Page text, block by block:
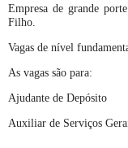
Empresa de grande
Filho.
Vagas de nível
As vagas são para:
Ajudante de Depósito
Auxiliar de Serviços